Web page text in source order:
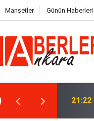
Manşetler Günün Haberleri
Yardımı ve
12:33